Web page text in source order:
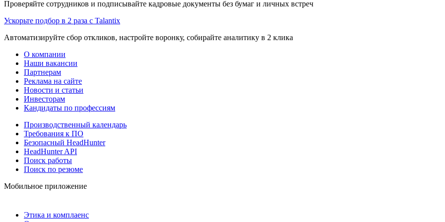
Проверяйте сотрудников и подписывайте кадровые документы без бумаг и личных встреч
Ускорьте подбор в 2 раза с Talantix
Автоматизируйте сбор откликов, настройте воронку, собирайте аналитику в 2 клика
О компании
Наши вакансии
Партнерам
Реклама на сайте
Новости и статьи
Инвесторам
Кандидаты по профессиям
Производственный календарь
Требования к ПО
Безопасный HeadHunter
HeadHunter API
Поиск работы
Поиск по резюме
Мобильное приложение
Этика и комплаенс